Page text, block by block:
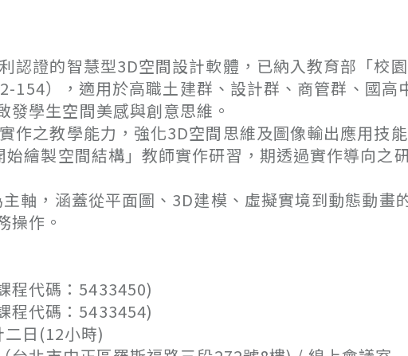
認證的智慧型3D空間設計軟體，已納入教育部「校
154），適用於高職土建群、設計群、商管群、國高
學生空間美感與創意思維。
作之教學能力，強化3D空間思維及圖像輸出應用技
繪製空間結構」教師實作研習，期透過實作導向之
軸，涵蓋從平面圖、3D建模、虛擬實境到動態動畫
操作。
代碼：5433450)
代碼：5433454)
日(12小時)